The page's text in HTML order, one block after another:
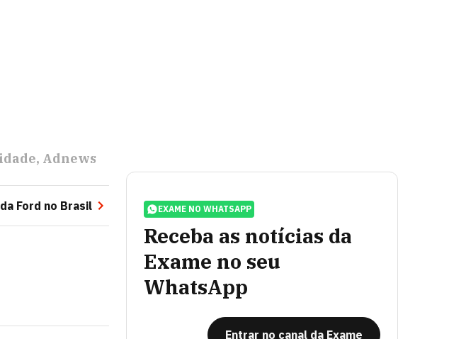
Adnews
Ford no Brasil EXAME NO WHATSAPP
Receba as notícias da
Exame no seu
WhatsApp
Entrar no canal da Exame